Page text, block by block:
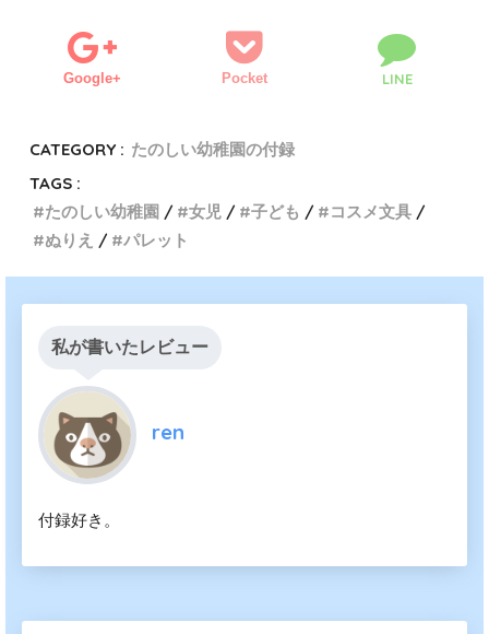
Google+ Pocket LINE
CATEGORY : たのしい幼稚園の付録
TAGS :
たのしい幼稚園
女児 子ども
コスメ文具
ぬりえ
パレット
私が書いたレビュー
ren
付録好き。